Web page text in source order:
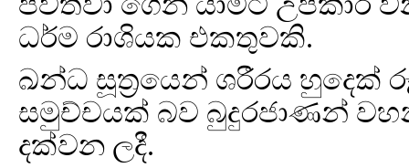
ධර්ම රාශියක එකතුවකි.
ඛන්ධ සූත්‍රයෙන් ශරීරය හුදෙක්
සමුච්චයක් බව බුදුරජාණන්
දක්වන ලදී.